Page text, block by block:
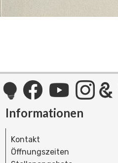
Informationen
Kontakt
Öffnungszeiten